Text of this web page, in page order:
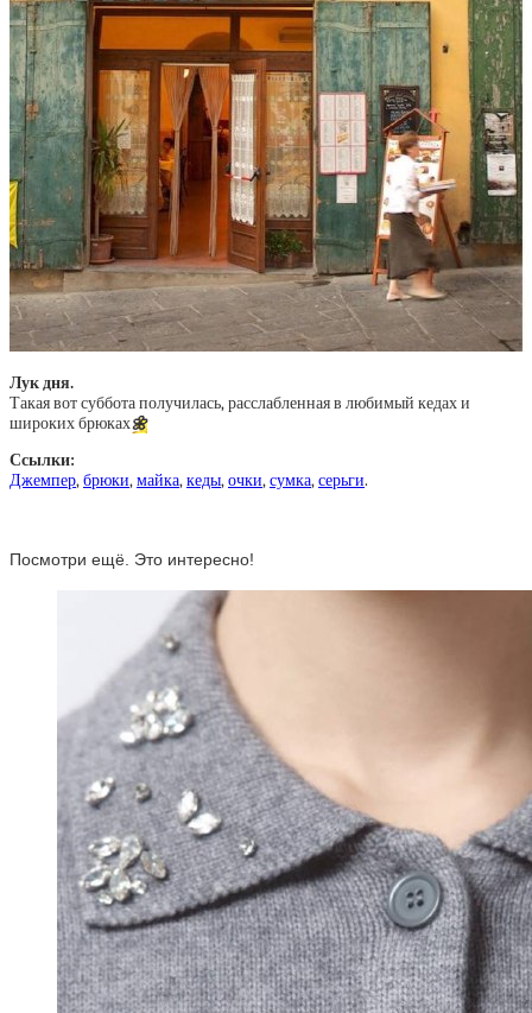
Лук дня.
Такая вот суббота получилась, расслабленная в любимый кедах и
широких брюках🌼
Ссылки:
Джемпер,брюки,майка,кеды,очки,сумка,серьги.
Посмотри ещё. Это интересно!